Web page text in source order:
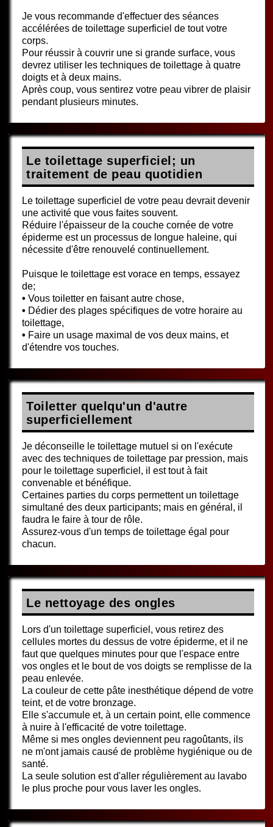
Je vous recommande d'effectuer des séances
accélérées de toilettage superficiel de tout votre
corps.
Pour réussir à couvrir une si grande surface, vous
devrez utiliser les techniques de toilettage à quatre
doigts et à deux mains.
Après coup, vous sentirez votre peau vibrer de plaisir
pendant plusieurs minutes.
Le toilettage superficiel; un
traitement de peau quotidien
Le toilettage superficiel de votre peau devrait devenir
une activité que vous faites souvent.
Réduire l'épaisseur de la couche cornée de votre
épiderme est un processus de longue haleine, qui
nécessite d'être renouvelé continuellement.
Puisque le toilettage est vorace en temps, essayez
de;
•Vous toiletter en faisant autre chose,
• Dédier des plages spécifiques de votre horaire au
toilettage,
• Faire un usage maximal de vos deux mains, et
d'étendre vos touches.
Toiletter quelqu'un d'autre
superficiellement
Je déconseille le toilettage mutuel si on l'exécute
avec des techniques de toilettage par pression, mais
pour le toilettage superficiel, il est tout à fait
convenable et bénéfique.
Certaines parties du corps permettent un toilettage
simultané des deux participants; mais en général, il
faudra le faire à tour de rôle.
Assurez-vous d'un temps de toilettage égal pour
chacun.
Le nettoyage des ongles
Lors d'un toilettage superficiel, vous retirez des
cellules mortes du dessus de votre épiderme, et il ne
faut que quelques minutes pour que l'espace entre
vos ongles et le bout de vos doigts se remplisse de la
peau enlevée.
La couleur de cette pâte inesthétique dépend de votre
teint, et de votre bronzage.
Elle s'accumule et, à un certain point, elle commence
à nuire à l'efficacité de votre toilettage.
Même si mes ongles deviennent peu ragoûtants, ils
ne m'ont jamais causé de problème hygiénique ou de
santé.
La seule solution est d'aller régulièrement au lavabo
le plus proche pour vous laver les ongles.